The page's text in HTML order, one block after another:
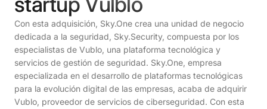
Con esta adquisición, Sky.One crea una unidad de negocio
dedicada a la seguridad, Sky.Security, compuesta por los
especialistas de Vublo, una plataforma tecnológica y
servicios de gestión de seguridad. Sky.One, empresa
especializada en el desarrollo de plataformas tecnológicas
para la evolución digital de las empresas, acaba de adquirir
Vublo, proveedor de servicios de ciberseguridad. Con esta